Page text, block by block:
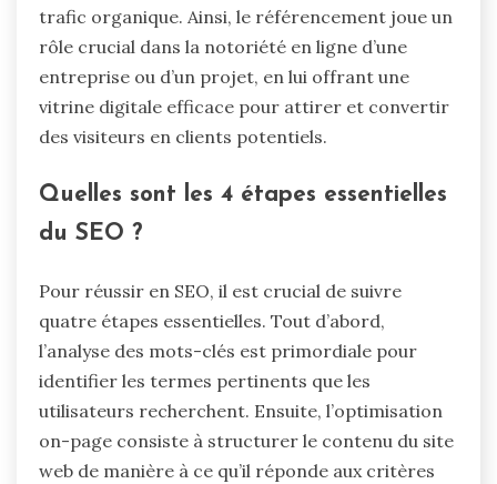
trafic organique. Ainsi, le référencement joue un
rôle crucial dans la notoriété en ligne d’une
entreprise ou d’un projet, en lui offrant une
vitrine digitale efficace pour attirer et convertir
des visiteurs en clients potentiels.
Quelles sont les 4 étapes essentielles
du SEO ?
Pour réussir en SEO, il est crucial de suivre
quatre étapes essentielles. Tout d’abord,
l’analyse des mots-clés est primordiale pour
identifier les termes pertinents que les
utilisateurs recherchent. Ensuite, l’optimisation
on-page consiste à structurer le contenu du site
web de manière à ce qu’il réponde aux critères